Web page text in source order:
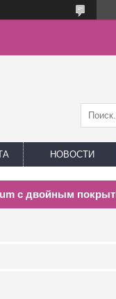
НОВОСТИ
с двойным